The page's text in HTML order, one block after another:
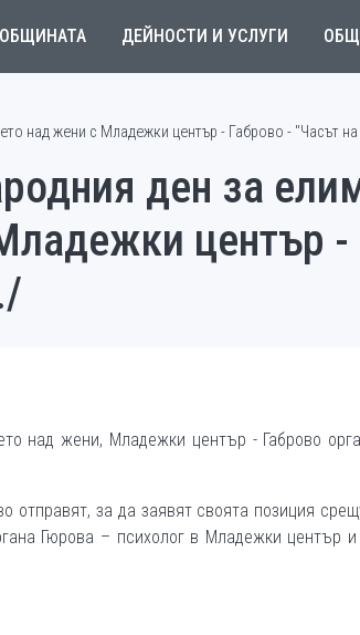
ДЕЙНОСТИ И УСЛУГИ
над жени с Младежки център - Габрово - "Часът
ден за
център -
над жени, Младежки център - Габрово
отправят, за да заявят своята позиция
Гюрова – психолог в Младежки център